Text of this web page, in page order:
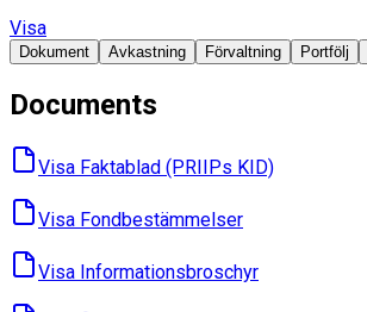
Visa
Dokument Avkastning Förvaltning Portfölj
Documents
Visa Faktablad ​(PRIIPs KID)
Visa Fondbes­tämmelser
Visa Informations­broschyr